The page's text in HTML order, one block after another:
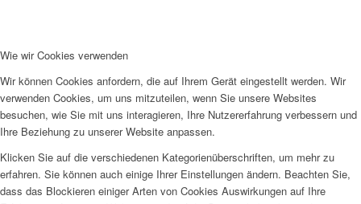
Wie wir Cookies verwenden
Wir können Cookies anfordern, die auf Ihrem Gerät eingestellt werden. Wir
verwenden Cookies, um uns mitzuteilen, wenn Sie unsere Websites
besuchen, wie Sie mit uns interagieren, Ihre Nutzererfahrung verbessern und
Ihre Beziehung zu unserer Website anpassen.
Klicken Sie auf die verschiedenen Kategorienüberschriften, um mehr zu
erfahren. Sie können auch einige Ihrer Einstellungen ändern. Beachten Sie,
dass das Blockieren einiger Arten von Cookies Auswirkungen auf Ihre